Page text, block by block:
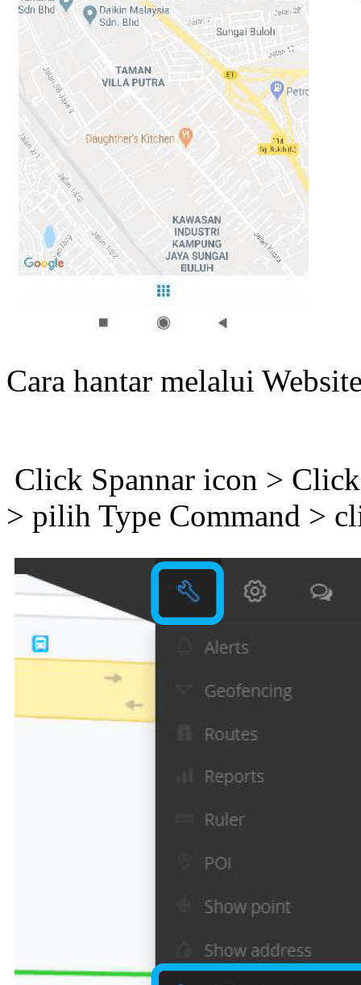
Cara hantar melalui
Click Spannar icon >
> pilih Type Command >